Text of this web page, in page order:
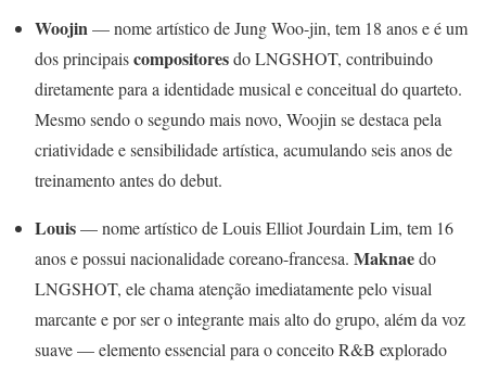
Woojin— nome artístico de Jung Woo-jin, tem 18 anos e é um
dos principaiscompositoresdo LNGSHOT, contribuindo
diretamente para a identidade musical e conceitual do quarteto.
Mesmo sendo o segundo mais novo, Woojin se destaca pela
criatividade e sensibilidade artística, acumulando seis anos de
treinamento antes do debut.
Louis— nome artístico de Louis Elliot Jourdain Lim, tem 16
anos e possui nacionalidade coreano-francesa. Maknaedo
LNGSHOT, ele chama atenção imediatamente pelo visual
marcante e por ser o integrante mais alto do grupo, além da voz
suave — elemento essencial para o conceito R&B explorado